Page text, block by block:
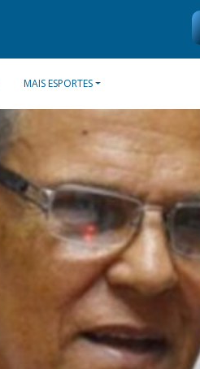
MAIS ESPORTES